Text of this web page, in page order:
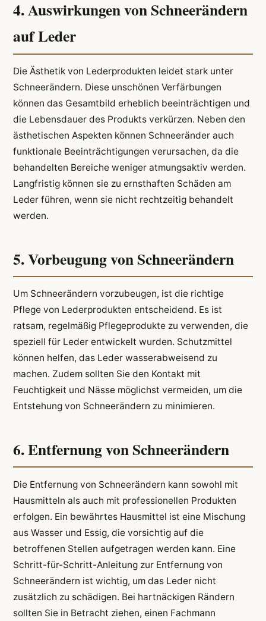
4. Auswirkungen von Schneerändern
auf Leder
Die Ästhetik von Lederprodukten leidet stark unter
Schneerändern. Diese unschönen Verfärbungen
können das Gesamtbild erheblich beeinträchtigen und
die Lebensdauer des Produkts verkürzen. Neben den
ästhetischen Aspekten können Schneeränder auch
funktionale Beeinträchtigungen verursachen, da die
behandelten Bereiche weniger atmungsaktiv werden.
Langfristig können sie zu ernsthaften Schäden am
Leder führen, wenn sie nicht rechtzeitig behandelt
werden.
5. Vorbeugung von Schneerändern
Um Schneerändern vorzubeugen, ist die richtige
Pflege von Lederprodukten entscheidend. Es ist
ratsam, regelmäßig Pflegeprodukte zu verwenden, die
speziell für Leder entwickelt wurden. Schutzmittel
können helfen, das Leder wasserabweisend zu
machen. Zudem sollten Sie den Kontakt mit
Feuchtigkeit und Nässe möglichst vermeiden, um die
Entstehung von Schneerändern zu minimieren.
6. Entfernung von Schneerändern
Die Entfernung von Schneerändern kann sowohl mit
Hausmitteln als auch mit professionellen Produkten
erfolgen. Ein bewährtes Hausmittel ist eine Mischung
aus Wasser und Essig, die vorsichtig auf die
betroffenen Stellen aufgetragen werden kann. Eine
Schritt-für-Schritt-Anleitung zur Entfernung von
Schneerändern ist wichtig, um das Leder nicht
zusätzlich zu schädigen. Bei hartnäckigen Rändern
sollten Sie in Betracht ziehen, einen Fachmann